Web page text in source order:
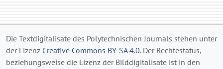
Die Textdigitalisate des Polytechnischen Journals stehen unter
der Lizenz Creative Commons BY-SA 4.0. Der Rechtestatus,
beziehungsweise die Lizenz der Bilddigitalisate ist in den